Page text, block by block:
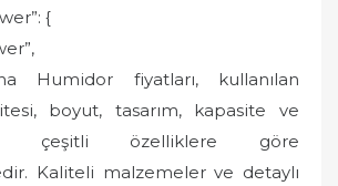
{
Humidor fiyatları, kullanılan
boyut, tasarım, kapasite ve
çeşitli özelliklere göre
Kaliteli malzemeler ve detaylı